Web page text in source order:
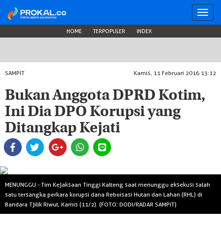
HOME TERPOPULER INDEX
SAMPIT Kamis, 11 Februari 2016 13:12
Bukan Anggota DPRD Kotim,
Ini Dia DPO Korupsi yang
Ditangkap Kejati
MENUNGGU - Tim Kejaksaan Tinggi Kalteng saat menunggu eksekusi salah
satu tersangka perkara korupsi dana Reboisasi Hutan dan Lahan (RHL) di
Bandara Tjilik Riwut, Kamis (11/2). (FOTO: DODI/RADAR SAMPIT)